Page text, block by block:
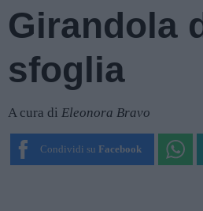
Girandola
sfoglia
A cura di Eleonora Bravo
Condividi su Facebook